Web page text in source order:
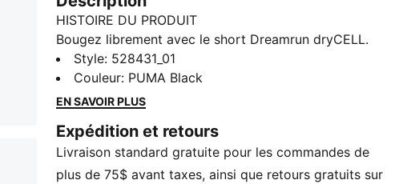
HISTOIRE DU PRODUIT
Bougez librement avec le short Dreamrun dryCELL.
La ceinture haute soutient chaque pas, le tissu
perforé vous garde au frais et une poche arrière
zippée sécurise vos objets indispensables. Conçues
et concentration à chaque kilomètre.
CARACTÉRISTIQUES ET AVANTAGES
GESTION DE L'HUMIDITÉ : Les étoffes techniques
Style: 528431_01
Couleur: PUMA Black
EN SAVOIR PLUS
Expédition et retours
Livraison standard gratuite pour les commandes de
plus de 75$ avant taxes, ainsi que retours gratuits sur